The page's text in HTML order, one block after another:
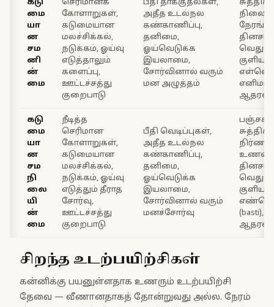
கடு
மை
யா
ன
சம
னி
ன்
மை
செரிமானக்
கோளாறுகள்,
கடுமையான
மலச்சிக்கல்,
நடுக்கம், ஓய்வு
எடுத்தாலும்
களைப்பு,
ஊட்டச்சத்து
குறைபாடு
பீதி தாக்குதல்கள்,
அதீத உடல்நல
கண்காணிப்பு,
தனிமை,
ஓய்வெடுக்க
இயலாமை,
சோர்வினால் வரும்
மன அழுத்தம்
எனிமா
ஆதரவு
கடு
மை
யா
ன
சம
நி
லை
யி
ன்
மை
நீடித்த
செரிமான
கோளாறுகள்,
கடுமையான
மலச்சிக்கல்,
நடுக்கம், ஓய்வு
எடுத்தும் தீராத
சோர்வு,
ஊட்டச்சத்து
குறைபாடு
பீதி வெடிப்புகள்,
அதீத உடல்நல
கண்காணிப்பு,
தனிமை,
ஓய்வெடுக்க
இயலாமை,
சோர்வினால் வரும்
மனச்சோர்வு
உணவு
(basti),
ஆதரவு
சிறந்த உடற்பயிற்சிகள்
கன்னிக்கு பயனுள்ளதாக உணரும் உடற்பயிற்சி
தேவை — வீணானதாகத் தோன்றுவது அல்ல. நேரம்